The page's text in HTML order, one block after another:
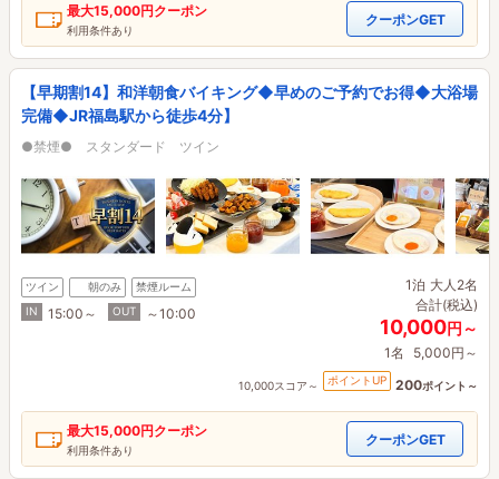
最大15,000円クーポン
利用条件あり
クーポンGET
【早期割14】和洋朝食バイキング◆早めのご予約でお得◆大浴場
完備◆JR福島駅から徒歩4分】
●禁煙● スタンダード ツイン
ツイン 朝のみ
禁煙ルーム
IN
15:00～ OUT ～10:00
1泊 大人2名
合計(税込)
10,000円～
1名 5,000円～
10,000スコア～ ポイントUP 200ポイント～
最大15,000円クーポン
利用条件あり
クーポンGET